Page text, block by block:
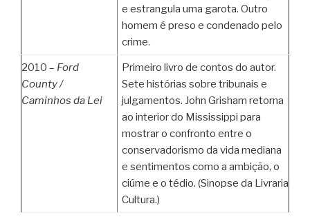
e estrangula uma garota. Outro
homem é preso e condenado pelo
crime.
2010 – Ford
County /
Caminhos da Lei
Primeiro livro de contos do autor.
Sete histórias sobre tribunais e
julgamentos. John Grisham retorna
ao interior do Mississippi para
mostrar o confronto entre o
conservadorismo da vida mediana
e sentimentos como a ambição, o
ciúme e o tédio. (Sinopse da Livraria
Cultura.)